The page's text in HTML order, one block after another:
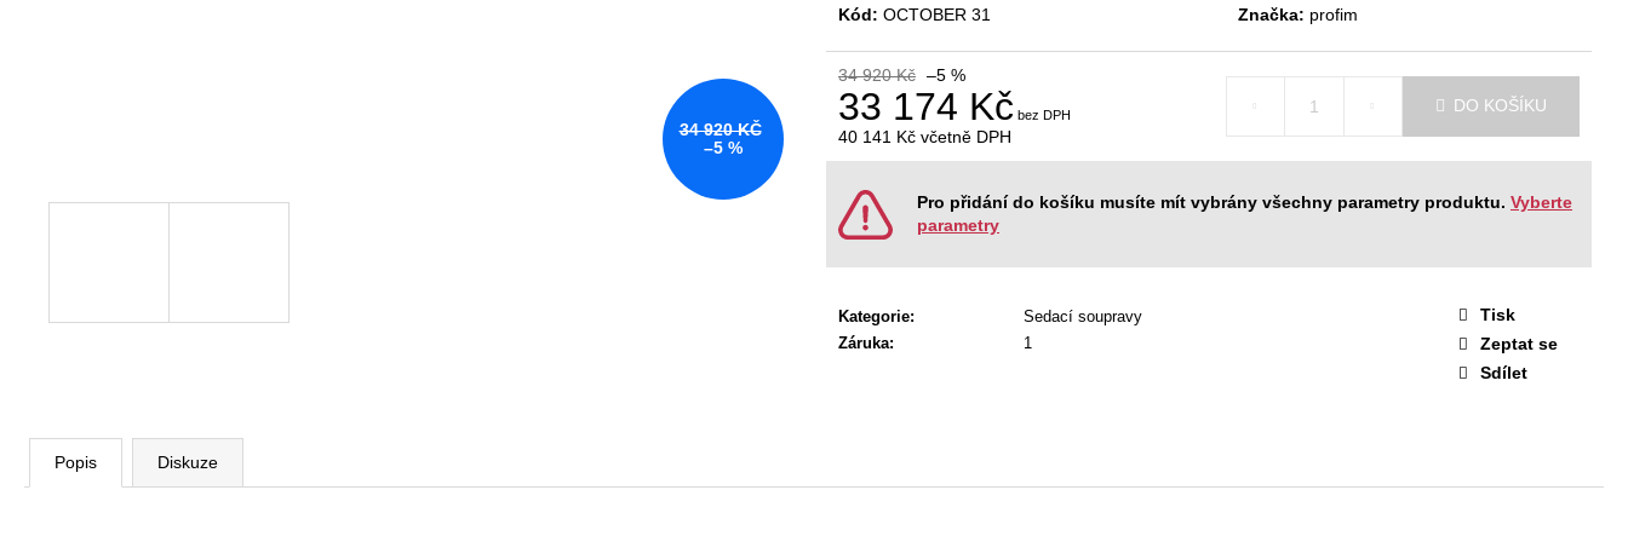
Kód: OCTOBER 31 Značka: profim
34 920 Kč –5 %
33 174 Kč
40 141 Kč včetně DPH
Měrná
DO KOŠÍKU
Pro přidání do košíku musíte mít vybrány všechny parametry produktu. Vyberte
parametry
Kategorie:
Sedací soupravy
Záruka: 1
Tisk
Zeptat se
Sdílet
34 920 KČ
–5 %
Popis Diskuze
KANCELÁŘSKÁ ŽIDLE GAME ŠÉF
NÁBYTKOVÁ SESTAVA EASY 1
Původně: 28 008 Kč